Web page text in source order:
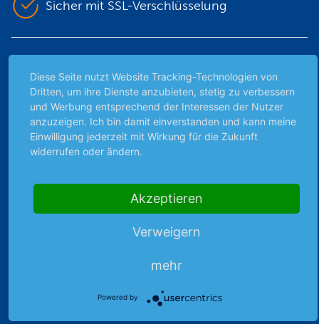
Sicher mit SSL-Verschlüsselung
Archiv
Börsenbericht
Börsengerüchte
Börsengespräche
Diese Seite nutzt Website Tracking-Technologien von
Dritten, um ihre Dienste anzubieten, stetig zu verbessern
und Werbung entsprechend der Interessen der Nutzer
anzuzeigen. Ich bin damit einverstanden und kann meine
Einwilligung jederzeit mit Wirkung für die Zukunft
widerrufen oder ändern.
Akzeptieren
Verweigern
mehr
Powered by